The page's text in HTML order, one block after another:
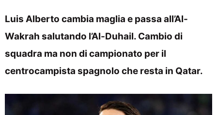
Luis Alberto cambia maglia e passa all’Al-
Wakrah salutando l’Al-Duhail. Cambio di
squadra ma non di campionato per il
centrocampista spagnolo che resta in Qatar.